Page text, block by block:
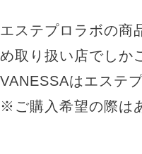
エステプロラボの商
め取り扱い店でしか
VANESSAはエステ
※ご購入希望の際は